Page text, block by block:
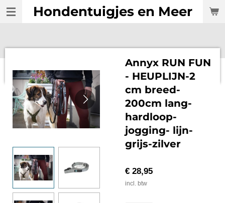
Ga
direct
Hondentuigjes en Meer
Annyx RUN FUN
- HEUPLIJN-2
cm breed-
200cm lang-
hardloop-
jogging- lijn-
grijs-zilver
€ 28,95
incl. btw